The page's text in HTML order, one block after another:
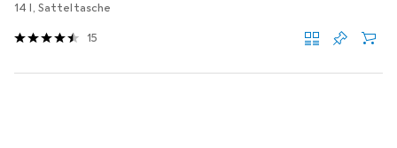
14 l, Satteltasche
15